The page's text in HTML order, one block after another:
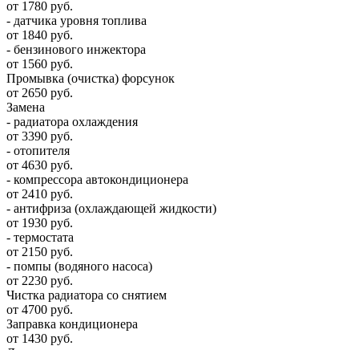
от 1780 руб.
- датчика уровня топлива
от 1840 руб.
- бензинового инжектора
от 1560 руб.
Промывка (очистка) форсунок
от 2650 руб.
Замена
- радиатора охлаждения
от 3390 руб.
- отопителя
от 4630 руб.
- компрессора автокондиционера
от 2410 руб.
- антифриза (охлаждающей жидкости)
от 1930 руб.
- термостата
от 2150 руб.
- помпы (водяного насоса)
от 2230 руб.
Чистка радиатора со снятием
от 4700 руб.
Заправка кондиционера
от 1430 руб.